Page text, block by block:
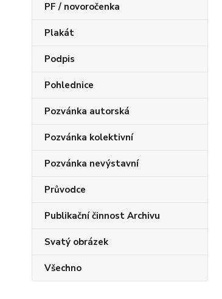
PF / novoročenka
Plakát
Podpis
Pohlednice
Pozvánka autorská
Pozvánka kolektivní
Pozvánka nevýstavní
Průvodce
Publikační činnost Archivu
Svatý obrázek
Všechno